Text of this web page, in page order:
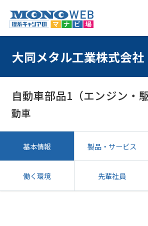
大同メタル工業株式会社
自動車部品1（エンジン・駆
動車
基本情報 製品・サービス
働く環境 先輩社員